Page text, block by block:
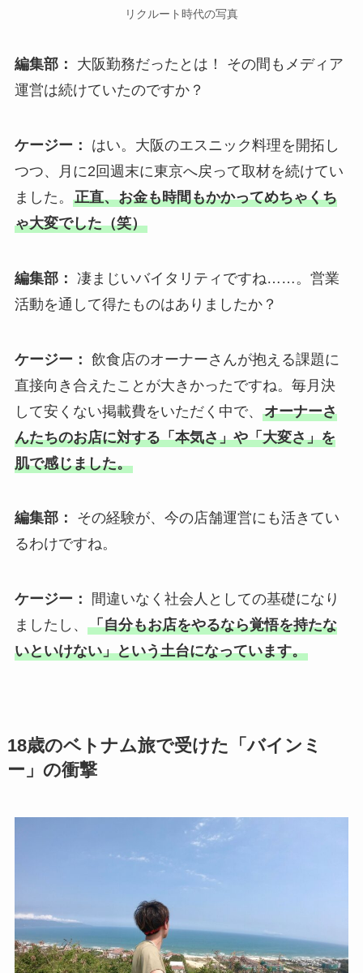
リクルート時代の写真
編集部：
大阪勤務だったとは！ その間もメディア
運営は続けていたのですか？
ケージー：
はい。大阪のエスニック料理を開拓し
つつ、月に2回週末に東京へ戻って取材を続けてい
ました。 正直、お金も時間もかかってめちゃくち
ゃ大変でした（笑）
編集部： 凄まじいバイタリティですね……。営業
活動を通して得たものはありましたか？
ケージー： 飲食店のオーナーさんが抱える課題に
直接向き合えたことが大きかったですね。毎月決
して安くない掲載費をいただく中で、 オーナーさ
んたちのお店に対する「本気さ」や「大変さ」を
肌で感じました。
編集部：
その経験が、今の店舗運営にも活きてい
るわけですね。
ケージー：
間違いなく社会人としての基礎になり
ましたし、 「自分もお店をやるなら覚悟を持たな
いといけない」という土台になっています。
18歳のベトナム旅で受けた「バインミ
ー」の衝撃